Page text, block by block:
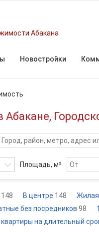
Абакана
Новостройки
Площадь, м²
148 В центре 148 Жилая
без посредников 98
на длительный